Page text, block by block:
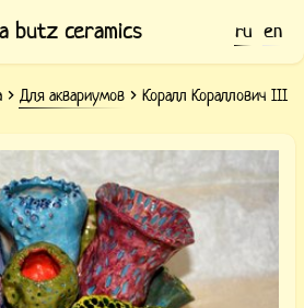
butz ceramics ru en
Для аквариумов Коралл Кораллович III
для аквариума
III